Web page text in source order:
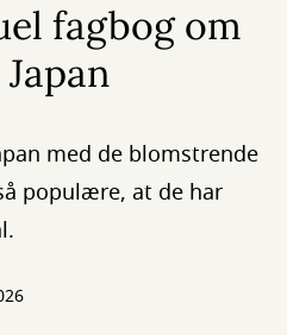
fagbog om
med de blomstrende
populære, at de har